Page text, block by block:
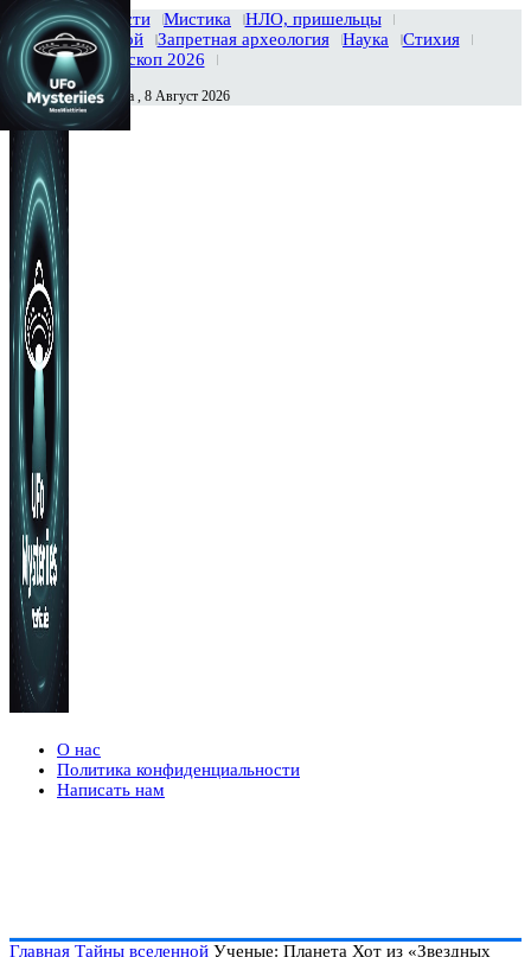
Главная Новости Мистика
НЛО, пришельцы
Тайны вселенной
Запретная археология Наука
Стихия
История
Гороскоп 2026
Сегодня Суббота , 8 Август 2026
О нас
Политика конфиденциальности
Написать нам
Главная Тайны вселенной Ученые: Планета Хот из «Звездных